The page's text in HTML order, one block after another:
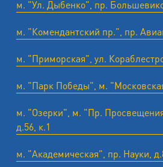
м. "Ул. Дыбенко", пр.
м. "Комендантский пр.", пр.
м. "Приморская", ул.
м. "Парк Победы", м.
м. "Озерки", м. "Пр.
д.56, к.1
м. "Академическая", пр. Науки,